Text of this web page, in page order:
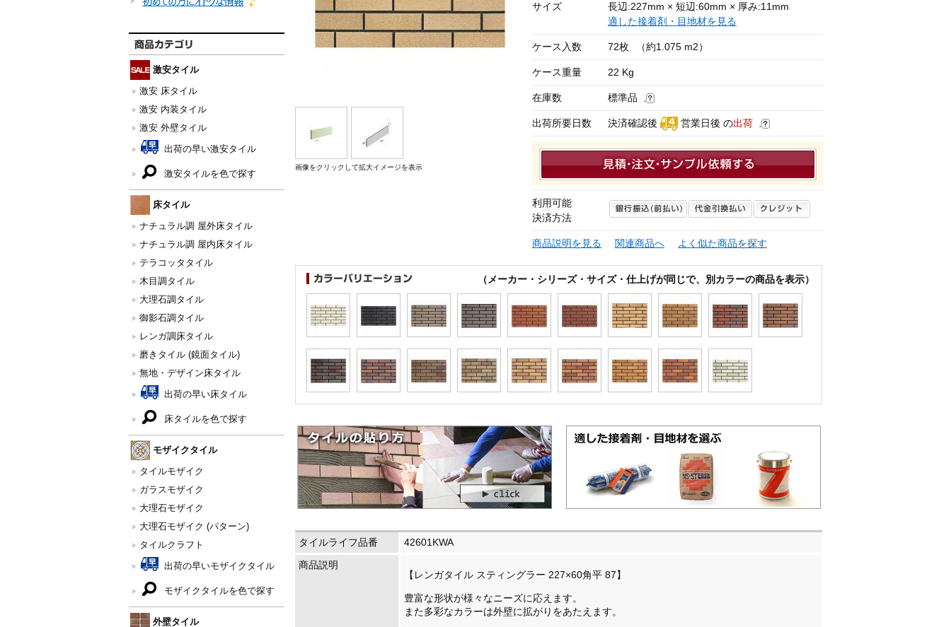
激安タイル
激安 床タイル
激安 内装タイル
激安 外壁タイル
出荷の早い激安タイル
激安タイルを色で探す
床タイル
ナチュラル調 屋外床タイル
ナチュラル調 屋内床タイル
テラコッタタイル
木目調タイル
大理石調タイル
御影石調タイル
レンガ調床タイル
磨きタイル (鏡面タイル)
無地・デザイン床タイル
出荷の早い床タイル
床タイルを色で探す
モザイクタイル
タイルモザイク
ガラスモザイク
大理石モザイク
大理石モザイク (パターン)
タイルクラフト
出荷の早いモザイクタイル
モザイクタイルを色で探す
外壁タイル
画像をクリックして拡大イメージを表示
サイズ
長辺:227mm × 短辺:60mm × 厚み:11mm
適した接着剤・目地材を見る
ケース入数 72枚 （約1.075 m2）
ケース重量 22 Kg
在庫数 標準品
出荷所要日数 決済確認後 営業日後 の出荷
利用可能
決済方法
商品説明を見る 関連商品へ よく似た商品を探す
（メーカー・シリーズ・サイズ・仕上げが同じで、別カラーの商品を表示）
タイルライフ品番
42601KWA
商品説明
【レンガタイル スティングラー 227×60角平 87】
豊富な形状が様々なニーズに応えます。
また多彩なカラーは外壁に拡がりをあたえます。